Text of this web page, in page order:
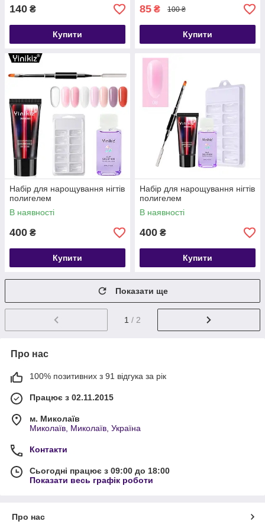
140 ₴
Купити
85 ₴ 100 ₴
Купити
Набір для нарощування нігтів
полигелем
В наявності
400 ₴
Купити
Набір для нарощування нігтів
полигелем
В наявності
400 ₴
Купити
Показати ще
1 / 2
Про нас
100% позитивних з 91 відгука за рік
Працює з 02.11.2015
м. Миколаїв
Миколаїв, Миколаїв, Україна
Контакти
Сьогодні працює з 09:00 до 18:00
Показати весь графік роботи
Про нас